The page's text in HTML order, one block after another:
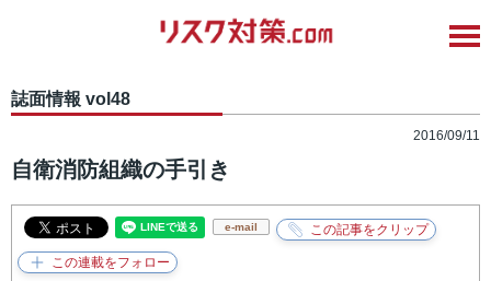
誌面情報 vol48
2016/09/11
自衛消防組織の手引き
e-mail